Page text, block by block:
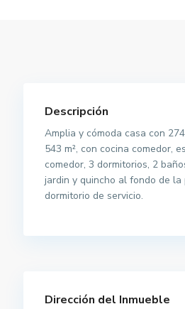
Descripción
Amplia y cómoda casa con
543 m², con cocina comedor,
comedor, 3 dormitorios, 2
jardin y quincho al fondo de
dormitorio de servicio.
Dirección del Inmueble